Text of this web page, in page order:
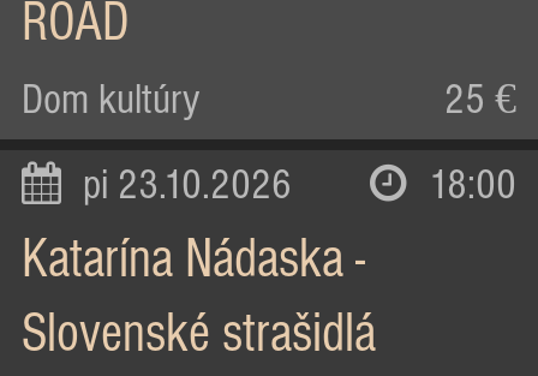
ROAD
Dom kultúry 25 €
pi 23.10.2026 18:00
Katarína Nádaska -
Slovenské strašidlá